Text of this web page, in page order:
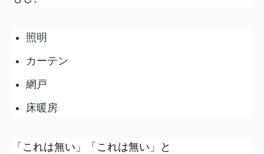
照明
カーテン
網戸
床暖房
「これは無い」「これは無い」と